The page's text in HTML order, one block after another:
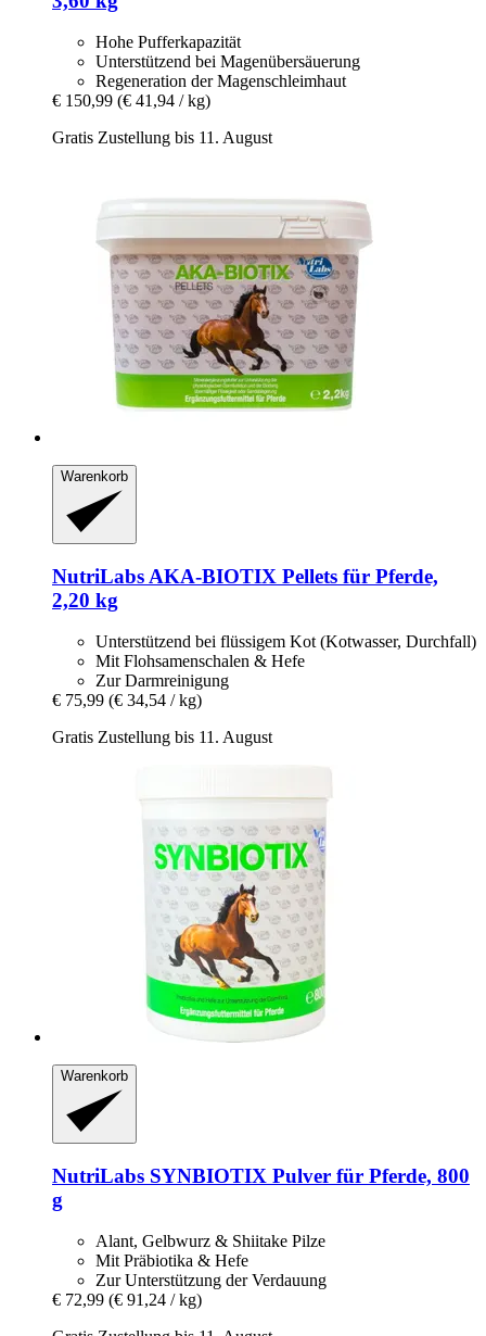
Hohe Pufferkapazität
Unterstützend bei Magenübersäuerung
Regeneration der Magenschleimhaut
€ 150,99 (€ 41,94 / kg)
Gratis Zustellung bis 11. August
Warenkorb
NutriLabs AKA-​BIOTIX Pellets für Pferde,
2,20 kg
Unterstützend bei flüssigem Kot (Kotwasser, Durchfall)
Mit Flohsamenschalen & Hefe
Zur Darmreinigung
€ 75,99 (€ 34,54 / kg)
Gratis Zustellung bis 11. August
Warenkorb
NutriLabs SYNBIOTIX Pulver für Pferde, 800
g
Alant, Gelbwurz & Shiitake Pilze
Mit Präbiotika & Hefe
Zur Unterstützung der Verdauung
€ 72,99 (€ 91,24 / kg)